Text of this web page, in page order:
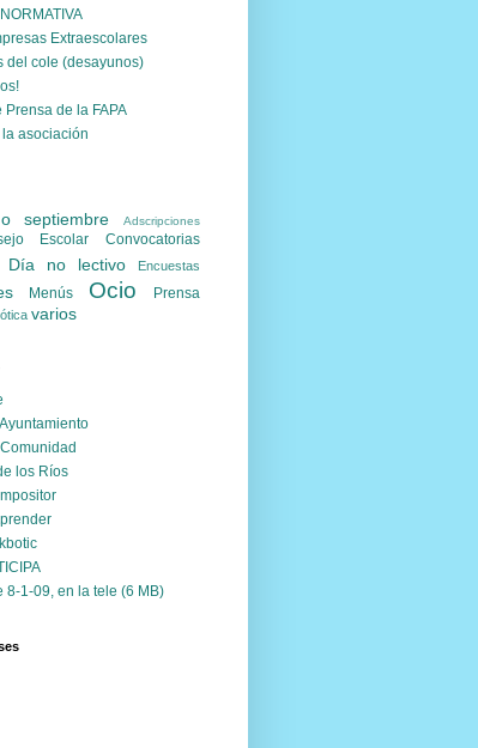
Extraescolares
del cole (desayunos)
Prensa de la FAPA
asociación
septiembre Adscripciones
Escolar Convocatorias
Día no lectivo Encuestas
Menús Ocio
Prensa
varios
los Ríos
8-1-09, en la tele (6 MB)